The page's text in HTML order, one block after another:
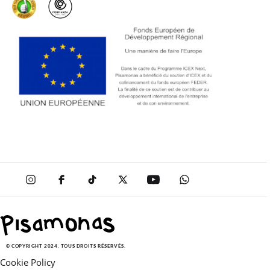
© COPYRIGHT 2024. TOUS DROITS RÉSERVÉS.
Cookie Policy